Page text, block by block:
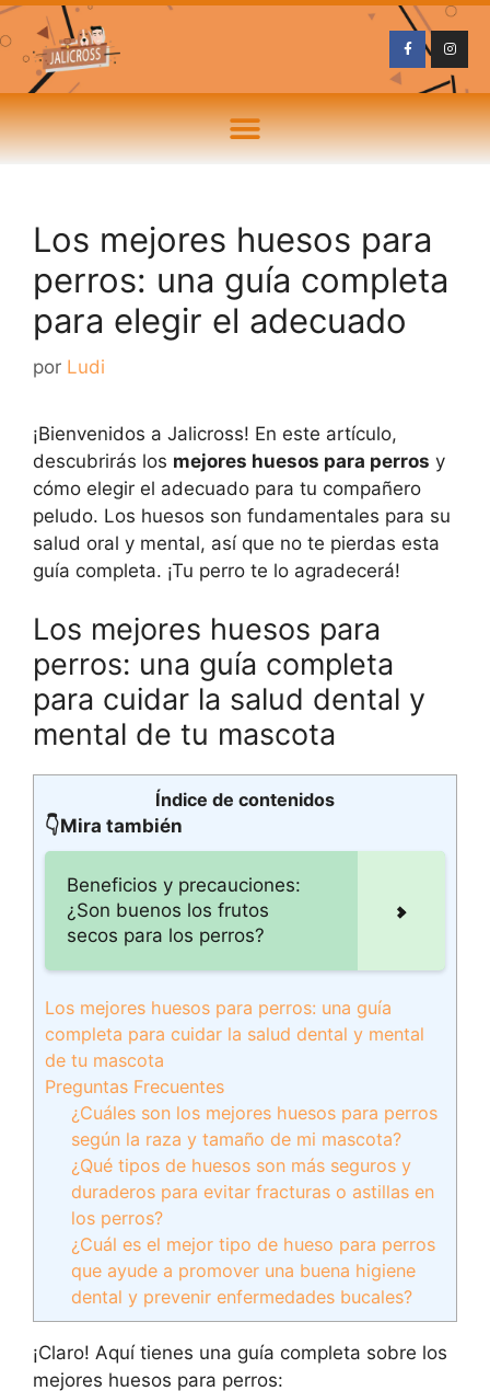
Los mejores huesos para
perros: una guía completa
para elegir el adecuado
por Ludi
¡Bienvenidos a Jalicross! En este artículo,
descubrirás los mejores huesos para perros y
cómo elegir el adecuado para tu compañero
peludo. Los huesos son fundamentales para su
salud oral y mental, así que no te pierdas esta
guía completa. ¡Tu perro te lo agradecerá!
Los mejores huesos para
perros: una guía completa
para cuidar la salud dental y
mental de tu mascota
Índice de contenidos
👇Mira también
Beneficios y precauciones:
¿Son buenos los frutos
secos para los perros?
Los mejores huesos para perros: una guía
completa para cuidar la salud dental y mental
de tu mascota
Preguntas Frecuentes
¿Cuáles son los mejores huesos para perros
según la raza y tamaño de mi mascota?
¿Qué tipos de huesos son más seguros y
duraderos para evitar fracturas o astillas en
los perros?
¿Cuál es el mejor tipo de hueso para perros
que ayude a promover una buena higiene
dental y prevenir enfermedades bucales?
¡Claro! Aquí tienes una guía completa sobre los
mejores huesos para perros: